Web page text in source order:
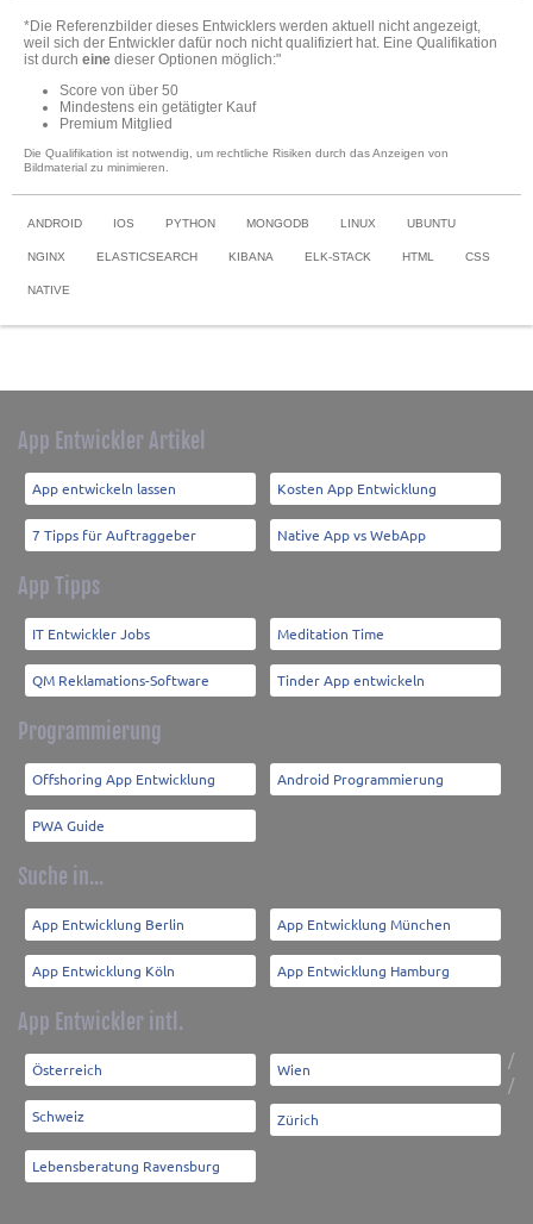
*Die Referenzbilder dieses Entwicklers werden aktuell nicht angezeigt,
weil sich der Entwickler dafür noch nicht qualifiziert hat. Eine Qualifikation
ist durch eine dieser Optionen möglich:"
Score von über 50
Mindestens ein getätigter Kauf
Premium Mitglied
Die Qualifikation ist notwendig, um rechtliche Risiken durch das Anzeigen von
Bildmaterial zu minimieren.
ANDROID IOS PYTHON MONGODB LINUX UBUNTU
NGINX ELASTICSEARCH KIBANA ELK-STACK HTML CSS
NATIVE
App Entwickler Artikel
App entwickeln lassen Kosten App Entwicklung
7 Tipps für Auftraggeber Native App vs WebApp
App Tipps
IT Entwickler Jobs Meditation Time
QM Reklamations-Software Tinder App entwickeln
Programmierung
Offshoring App Entwicklung Android Programmierung
PWA Guide
Suche in...
App Entwicklung Berlin App Entwicklung München
App Entwicklung Köln App Entwicklung Hamburg
App Entwickler intl.
Österreich /
Wien
Schweiz
/
Zürich
Lebensberatung Ravensburg